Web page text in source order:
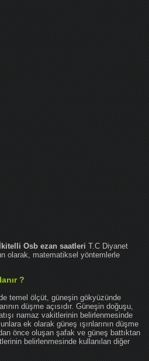
İkitelli Osb ezan saatleri T.C Diyanet
olarak, matematiksel yöntemlerle
?
temel ölçüt, güneşin gökyüzünde
düşme açısıdır. Güneşin doğuşu,
namaz vakitlerinin belirlenmesinde
ek olarak güneş ışınlarının düşme
önce oluşan şafak ve güneş battıktan
belirlenmesinde kullanılan diğer